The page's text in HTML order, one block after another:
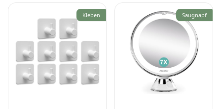
Kleben Saugnapf